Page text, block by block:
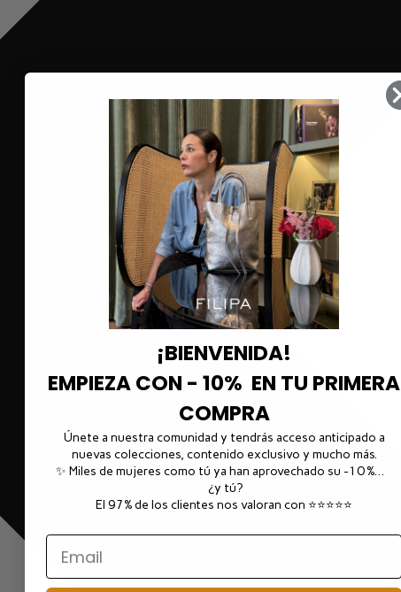
¡BIENVENIDA!
EMPIEZA CON - 10% EN TU PRIMERA
COMPRA
Únete a nuestra comunidad y tendrás acceso anticipado a
nuevas colecciones, contenido exclusivo y mucho más.
✨ Miles de mujeres como tú ya han aprovechado su -10 %…
¿y tú?
El 97% de los clientes nos valoran con ⭐⭐⭐⭐⭐